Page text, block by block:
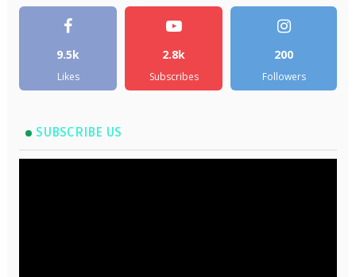
9.5k
Likes
2.8k
Subscribes
200
Followers
SUBSCRIBE US